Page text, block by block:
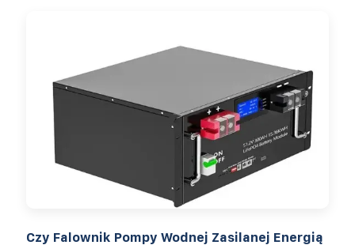
Czy Falownik Pompy Wodnej Zasilanej Energią